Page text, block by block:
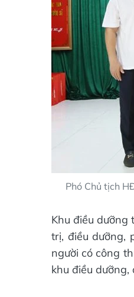
Phó Chủ tịch
Khu điều
trị, điều dưỡng,
người có công
khu điều dưỡng,